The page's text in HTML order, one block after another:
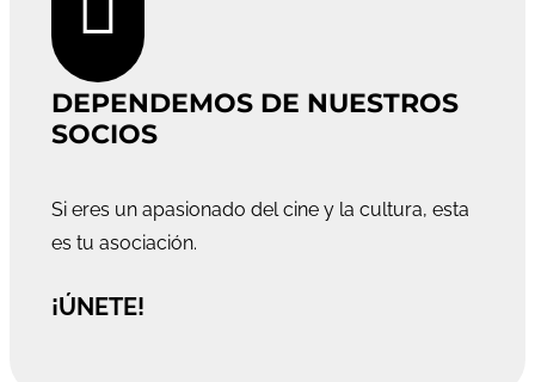
DEPENDEMOS DE NUESTROS
SOCIOS
Si eres un apasionado del cine y la cultura, esta
es tu asociación.
¡ÚNETE!